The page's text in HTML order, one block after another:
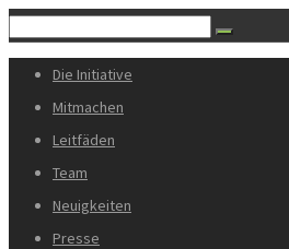
Die Initiative
Mitmachen
Leitfäden
Team
Neuigkeiten
Presse